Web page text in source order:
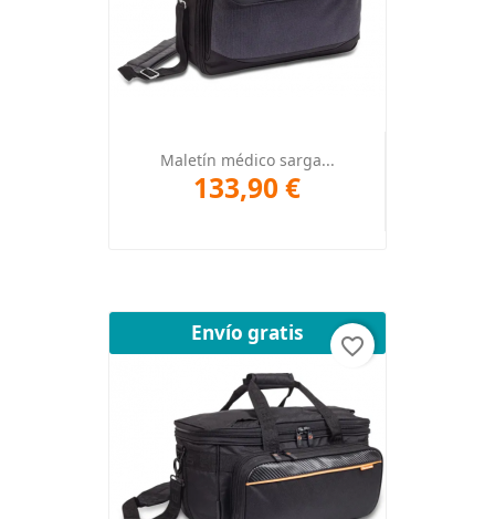
Maletín médico sarga...
133,90 €
Envío gratis
favorite_border